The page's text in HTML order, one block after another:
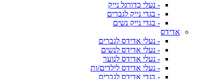
- נעלי כדורגל נייק
- בגדי נייק לגברים
- בגדי נייק נשים
אדידס
- נעלי אדידס לגברים
- נעלי אדידס לנשים
- נעלי אדידס לנוער
- נעלי אדידס לילדים/ות
- בגדי אדידס לגברים